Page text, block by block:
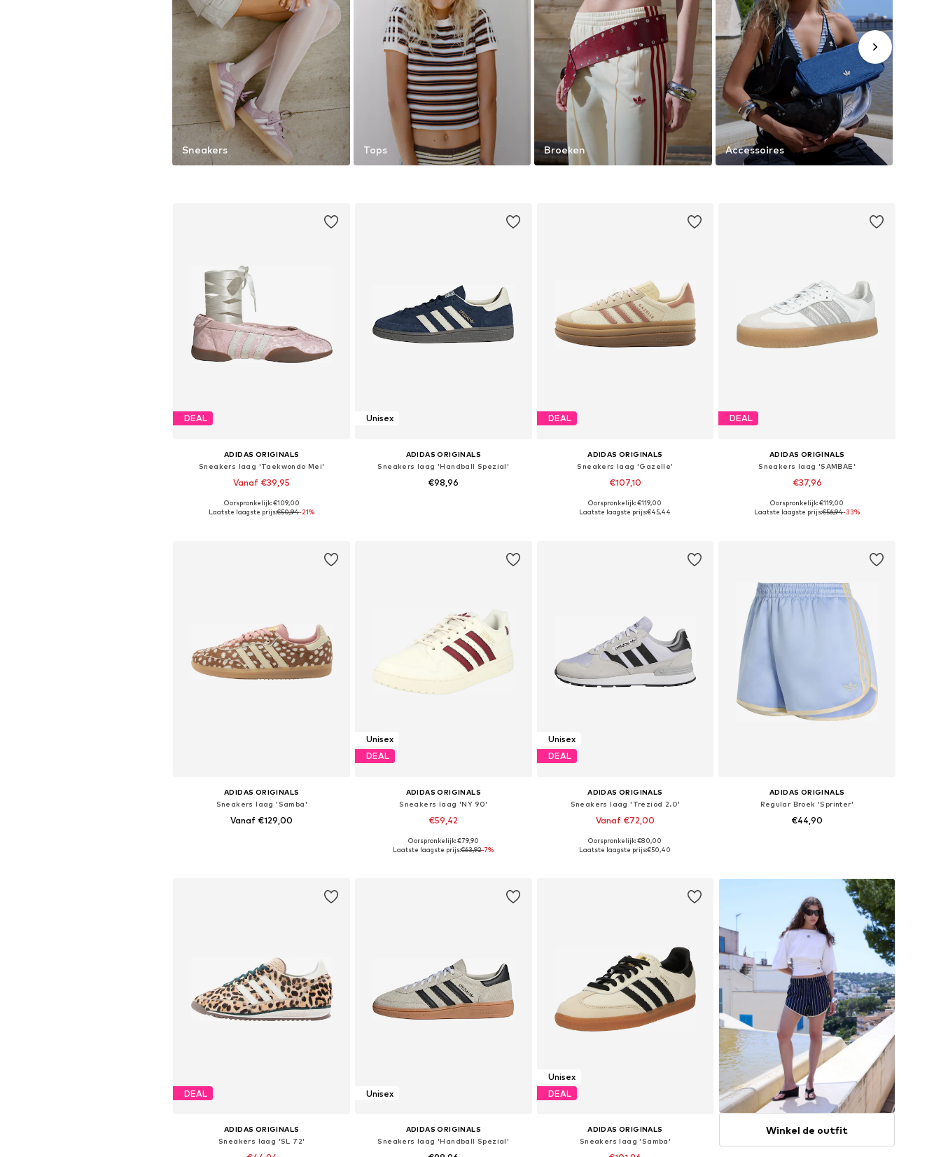
Sneakers Tops Broeken Accessoires
DEAL
ADIDAS ORIGINALS
Sneakers laag 'Taekwondo Mei'
Vanaf €39,95
Beschikbaar in vele maten
Oorspronkelijk: €109,00
Laatste laagste prijs:€50,94-21%
Unisex
ADIDAS ORIGINALS
Sneakers laag 'Handball Spezial'
€98,96
DEAL
ADIDAS ORIGINALS
Sneakers laag 'Gazelle'
€107,10
Beschikbaar in vele maten
Oorspronkelijk: €119,00
Laatste laagste prijs:€45,44
DEAL
ADIDAS ORIGINALS
Sneakers laag 'SAMBAE'
€37,96
Beschikbaar in vele maten
Oorspronkelijk: €119,00
Laatste laagste prijs:€56,94-33%
ADIDAS ORIGINALS
Sneakers laag 'Samba'
Vanaf €129,00
Unisex
DEAL
ADIDAS ORIGINALS
Sneakers laag 'NY 90'
€59,42
Beschikbaar in vele maten
Oorspronkelijk: €79,90
Laatste laagste prijs:€63,92-7%
Unisex
DEAL
ADIDAS ORIGINALS
Sneakers laag 'Treziod 2.0'
Vanaf €72,00
Beschikbaar in vele maten
Oorspronkelijk: €80,00
Laatste laagste prijs:€50,40
ADIDAS ORIGINALS
Regular Broek 'Sprinter'
€44,90
DEAL
ADIDAS ORIGINALS
Sneakers laag 'SL 72'
Unisex
ADIDAS ORIGINALS
Sneakers laag 'Handball Spezial'
Unisex
DEAL
ADIDAS ORIGINALS
Sneakers laag 'Samba'
Winkel de outfit